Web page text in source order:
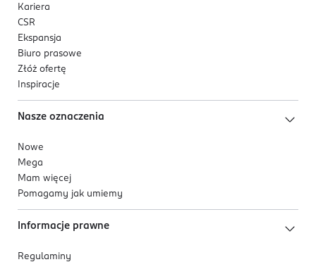
Kariera
CSR
Ekspansja
Biuro prasowe
Złóż ofertę
Inspiracje
Nasze oznaczenia
Nowe
Mega
Mam więcej
Pomagamy jak umiemy
Informacje prawne
Regulaminy